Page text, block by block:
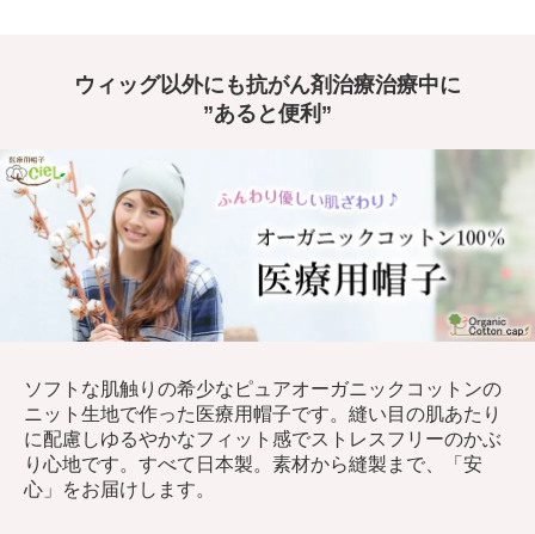
ウィッグ以外にも抗がん剤治療治療中に
”あると便利”
ソフトな肌触りの希少なピュアオーガニックコットンの
ニット生地で作った医療用帽子です。縫い目の肌あたり
に配慮しゆるやかなフィット感でストレスフリーのかぶ
り心地です。すべて日本製。素材から縫製まで、「安
心」をお届けします。